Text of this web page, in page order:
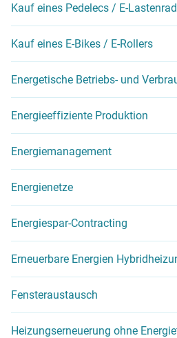
Kauf eines Pedelecs / E-
Kauf eines E-Bikes / E-Rollers
Energetische Betriebs- und
Energieeffiziente Produktion
Energiemanagement
Energienetze
Energiespar-Contracting
Erneuerbare Energien
Fensteraustausch
Heizungserneuerung ohne